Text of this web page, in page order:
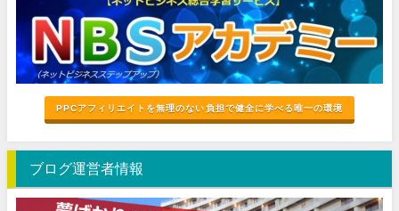
PPCアフィリエイトを無理のない負担で健全に学べる唯一の環境
ブログ運営者情報